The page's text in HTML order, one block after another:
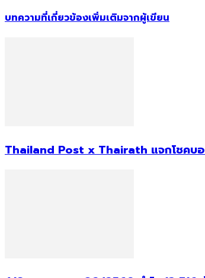
บทความที่เกี่ยวข้องเพิ่มเติมจากผู้เขียน
Thailand Post x Thairath แจกโชคบ